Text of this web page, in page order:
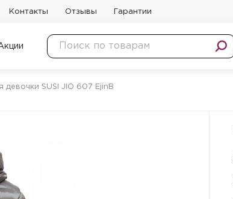
Контакты Отзывы Гарантии
девочки SUSI JIO 607 EjinB